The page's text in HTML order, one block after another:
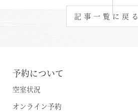
記事一覧に戻る
予約について
空室状況
オンライン予約